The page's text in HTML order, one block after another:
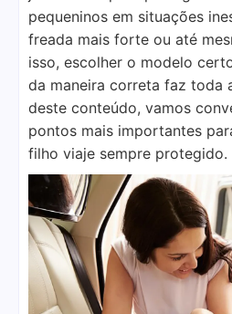
pequeninos em situações
freada mais forte ou até
isso, escolher o modelo
da maneira correta faz toda
deste conteúdo, vamos
pontos mais importantes
filho viaje sempre protegido.